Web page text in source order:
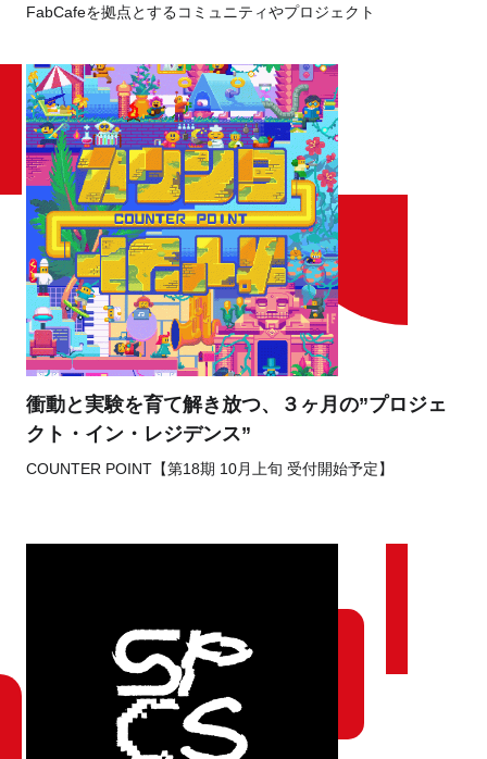
FabCafeを拠点とするコミュニティやプロジェクト
衝動と実験を育て解き放つ、３ヶ月の”プロジェ
クト・イン・レジデンス”
COUNTER POINT【第18期 10月上旬 受付開始予定】